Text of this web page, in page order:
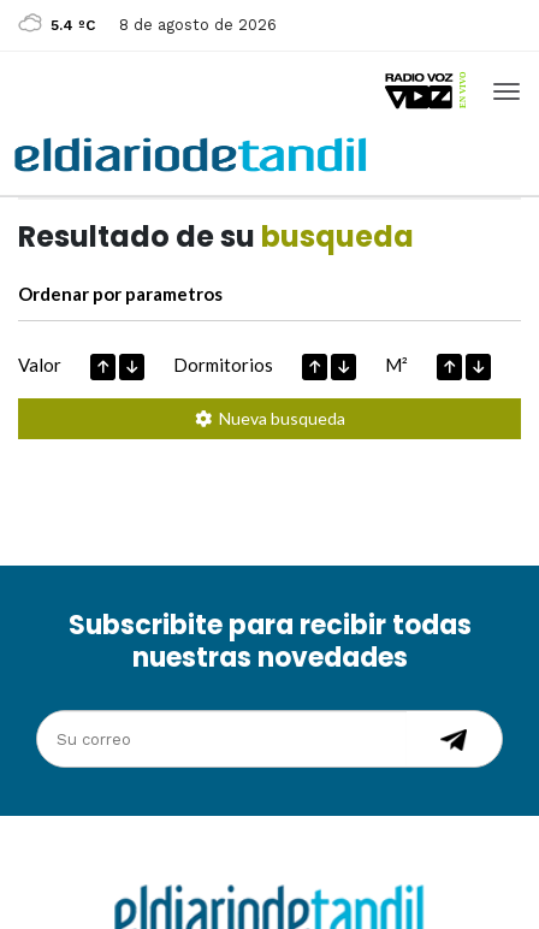
5.4 ºC 8 de agosto de 2026
Resultado de su busqueda
Ordenar por parametros
Valor Dormitorios M²
Nueva busqueda
Subscribite para recibir todas
nuestras novedades